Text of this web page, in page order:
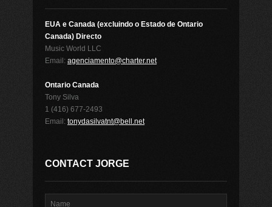
EUA e Canada (excluindo o Estado de Ontario
Canada) Directo
Music World LLC
Email: agenciamento@charter.net
Ontario Canada
Tony Silva
1 (416) 677-2493
Email: tonydasilvatnt@bell.net
CONTACT JORGE